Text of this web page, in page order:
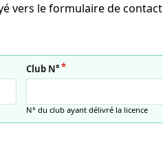
vers le formulaire de
Club N°
N° du club ayant délivré la licence